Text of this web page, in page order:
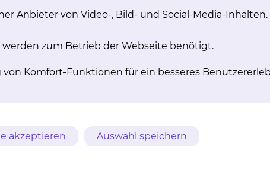
Anbieter von Video-, Bild- und Social-Media-Inhalten.
werden zum Betrieb der Webseite benötigt.
Komfort-Funktionen für ein besseres
akzeptieren Auswahl speichern